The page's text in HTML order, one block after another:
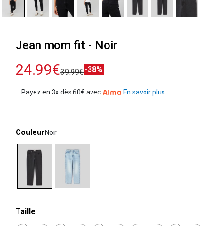
Jean mom fit - Noir
24.99€39.99€-38%
Payez en 3x dès 60€ avec En savoir plus
CouleurNoir
Taille